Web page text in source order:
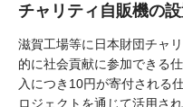
チャリティ自販機の
滋賀工場等に日本財団チャ
的に社会貢献に参加できる
入につき10円が寄付される
ロジェクトを通じて活用され